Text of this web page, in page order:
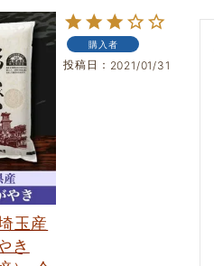
玉産
き
購入者
投稿日 2021/01/31